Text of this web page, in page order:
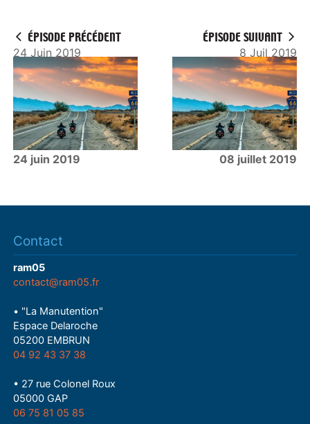
ÉPISODE PRÉCÉDENT
24 Juin 2019
24 juin 2019
ÉPISODE SUIVANT
8 Juil 2019
08 juillet 2019
Contact
ram05
contact@ram05.fr
• "La Manutention"
Espace Delaroche
05200 EMBRUN
04 92 43 37 38
• 27 rue Colonel Roux
05000 GAP
06 75 81 05 85